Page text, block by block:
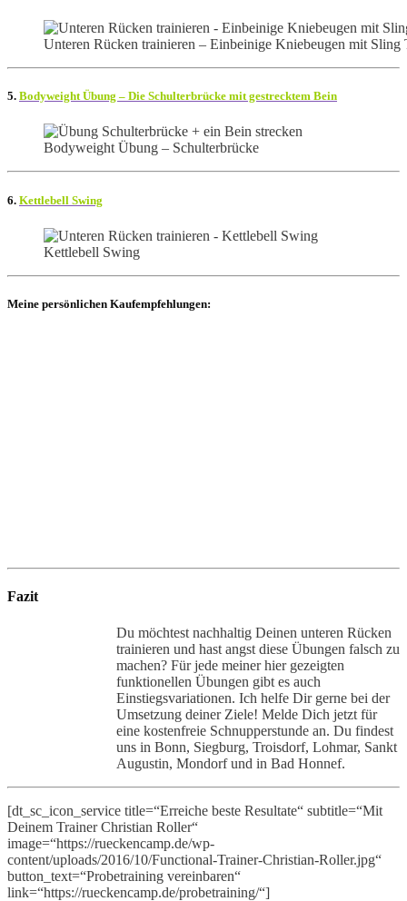
Unteren Rücken trainieren – Einbeinige Kniebeugen mit Sling
5. Bodyweight Übung – Die Schulterbrücke mit gestrecktem Bein
Bodyweight Übung – Schulterbrücke
6. Kettlebell Swing
Kettlebell Swing
Meine persönlichen Kaufempfehlungen:
Fazit
Du möchtest nachhaltig Deinen unteren Rücken
trainieren und hast angst diese Übungen falsch zu
machen? Für jede meiner hier gezeigten
funktionellen Übungen gibt es auch
Einstiegsvariationen. Ich helfe Dir gerne bei der
Umsetzung deiner Ziele! Melde Dich jetzt für
eine kostenfreie Schnupperstunde an. Du findest
uns in Bonn, Siegburg, Troisdorf, Lohmar, Sankt
Augustin, Mondorf und in Bad Honnef.
[dt_sc_icon_service title=“Erreiche beste Resultate“ subtitle=“Mit
Deinem Trainer Christian Roller“
image=“https://rueckencamp.de/wp-
content/uploads/2016/10/Functional-Trainer-Christian-Roller.jpg“
button_text=“Probetraining vereinbaren“
link=“https://rueckencamp.de/probetraining/“]